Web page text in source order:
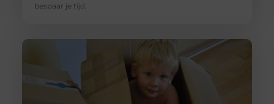
bespaar je tijd,